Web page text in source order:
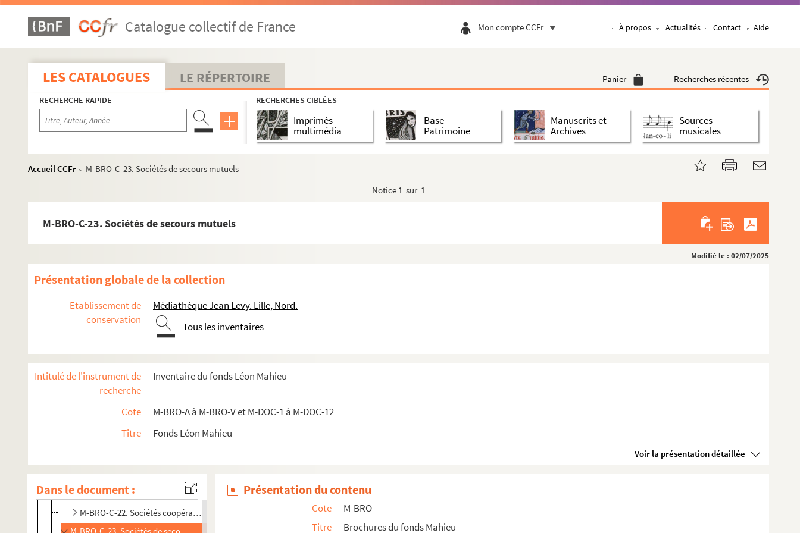
Catalogue collectif de France Mon compte CCFr À propos Actualités Contact Aide
LES CATALOGUES LE RÉPERTOIRE Panier Recherches récentes
RECHERCHE RAPIDE RECHERCHES CIBLÉES
Imprimés
multimédia
Base
Patrimoine
Manuscrits et
Archives
Sources
musicales
Accueil CCFr >
M-BRO-C-23. Sociétés de secours mutuels
Notice 1 sur 1
M-BRO-C-23. Sociétés de secours mutuels
Modifié le : 02/07/2025
Présentation globale de la collection
Etablissement de
conservation
Médiathèque Jean Levy. Lille, Nord.
Tous les inventaires
Intitulé de l'instrument de
recherche
Inventaire du fonds Léon Mahieu
Cote
M-BRO-A à M-BRO-V et M-DOC-1 à M-DOC-12
Titre
Fonds Léon Mahieu
Voir la présentation détaillée
Dans le document :
M-BRO. Brochures du fonds Mahieu
M-BRO-C. Transport, médecine, social, économie, assurance
M-BRO-C-1. Bureau de bienfaisance de Lille
M-BRO-C-4. Logement insalubres
M-BRO-C-6. Comité linier de Lille
M-BRO-C-8. Compagnie immobilière de Lille
M-BRO-C-18. Sapeurs-pompiers
M-BRO-C-20. Assurances mutuelles sur la vie. Assurances contre l'incendie
M-BRO-C-21. Crédit du Nord
M-BRO-C-22. Sociétés coopératives des Mines du Nord et du Pas-de-Calais
Présentation du contenu
Cote
M-BRO
Titre
Brochures du fonds Mahieu